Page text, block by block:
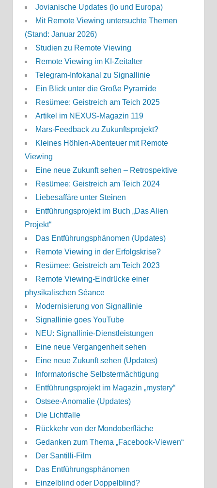
Jovianische Updates (Io und Europa)
Mit Remote Viewing untersuchte Themen
(Stand: Januar 2026)
Studien zu Remote Viewing
Remote Viewing im KI-Zeitalter
Telegram-Infokanal zu Signallinie
Ein Blick unter die Große Pyramide
Resümee: Geistreich am Teich 2025
Artikel im NEXUS-Magazin 119
Mars-Feedback zu Zukunftsprojekt?
Kleines Höhlen-Abenteuer mit Remote
Viewing
Eine neue Zukunft sehen – Retrospektive
Resümee: Geistreich am Teich 2024
Liebesaffäre unter Steinen
Entführungsprojekt im Buch „Das Alien
Projekt“
Das Entführungsphänomen (Updates)
Remote Viewing in der Erfolgskrise?
Resümee: Geistreich am Teich 2023
Remote Viewing-Eindrücke einer
physikalischen Séance
Modernisierung von Signallinie
Signallinie goes YouTube
NEU: Signallinie-Dienstleistungen
Eine neue Vergangenheit sehen
Eine neue Zukunft sehen (Updates)
Informatorische Selbstermächtigung
Entführungsprojekt im Magazin „mystery“
Ostsee-Anomalie (Updates)
Die Lichtfalle
Rückkehr von der Mondoberfläche
Gedanken zum Thema „Facebook-Viewen“
Der Santilli-Film
Das Entführungsphänomen
Einzelblind oder Doppelblind?